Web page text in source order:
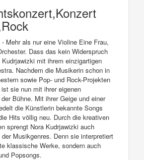
Mehr als nur eine Violine Eine Frau,
Dass das kein Widerspruch
mit ihrem einzigartigen
Nachdem die Musikerin schon in
sowie Pop- und Rock-Projekten
sie nun mit ihrer eigenen
Bühne. Mit ihrer Geige und einer
die Künstlerin bekannte Songs
Hits völlig neu. Durch die kreativen
sprengt Nora Kudrjawizki auch
Musikgenres. Denn sie interpretiert
klassische Werke, sondern auch
Popsongs.